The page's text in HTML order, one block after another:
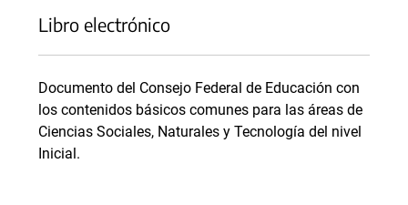
Libro electrónico
Documento del Consejo Federal de Educación con
los contenidos básicos comunes para las áreas de
Ciencias Sociales, Naturales y Tecnología del nivel
Inicial.